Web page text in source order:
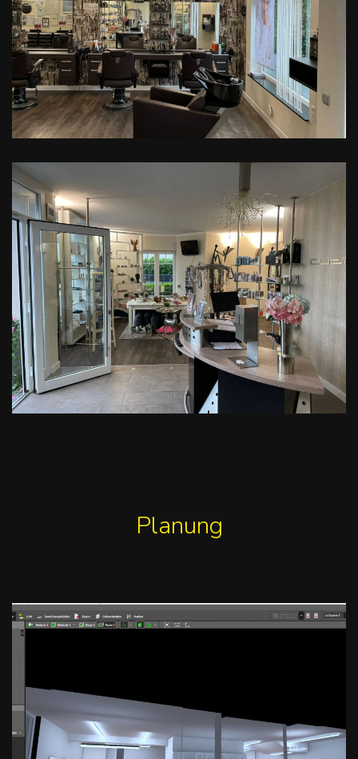
Planung